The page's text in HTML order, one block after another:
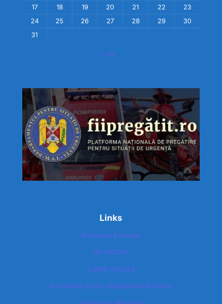
17
18 19 20 21 22
23
24
25 26 27 28 29
30
31
« Jul
Links
Ministerul Educatiei
ISJ VÂLCEA
CJRAE VÂLCEA
Autoritatea pentru Digitalizarea României​